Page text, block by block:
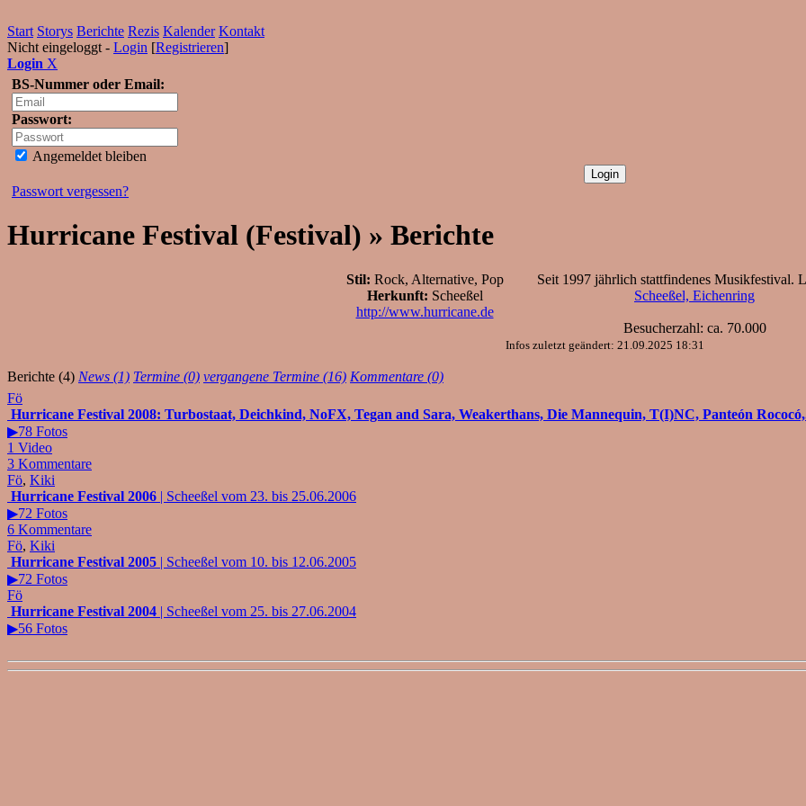
Start Storys Berichte Rezis Kalender Kontakt
Nicht eingeloggt - Login [Registrieren]
Login X
BS-Nummer oder Email:
Passwort:
Angemeldet bleiben
Passwort vergessen?
Hurricane Festival (Festival) » Berichte
Stil: Rock, Alternative, Pop
Herkunft: Scheeßel
http://www.hurricane.de
Seit 1997 jährlich stattfindenes Musikfestival.
Scheeßel, Eichenring
Besucherzahl: ca. 70.000
Infos zuletzt geändert: 21.09.2025 18:31
Berichte (4) News (1) Termine (0) vergangene Termine (16) Kommentare (0)
Fö
Hurricane Festival 2008: Turbostaat, Deichkind, NoFX, Tegan and Sara, Weakerthans, Die Mannequin, T(I)NC, Panteón
▶78 Fotos
1 Video
3 Kommentare
Fö, Kiki
Hurricane Festival 2006 | Scheeßel vom 23. bis 25.06.2006
▶72 Fotos
6 Kommentare
Fö, Kiki
Hurricane Festival 2005 | Scheeßel vom 10. bis 12.06.2005
▶72 Fotos
Fö
Hurricane Festival 2004 | Scheeßel vom 25. bis 27.06.2004
▶56 Fotos